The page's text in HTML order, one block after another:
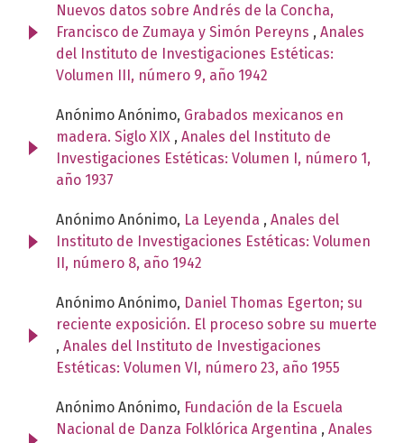
Nuevos datos sobre Andrés de la Concha,
Francisco de Zumaya y Simón Pereyns , Anales
del Instituto de Investigaciones Estéticas:
Volumen III, número 9, año 1942
Anónimo Anónimo, Grabados mexicanos en
madera. Siglo XIX , Anales del Instituto de
Investigaciones Estéticas: Volumen I, número 1,
año 1937
Anónimo Anónimo, La Leyenda , Anales del
Instituto de Investigaciones Estéticas: Volumen
II, número 8, año 1942
Anónimo Anónimo, Daniel Thomas Egerton; su
reciente exposición. El proceso sobre su muerte
, Anales del Instituto de Investigaciones
Estéticas: Volumen VI, número 23, año 1955
Anónimo Anónimo, Fundación de la Escuela
Nacional de Danza Folklórica Argentina , Anales